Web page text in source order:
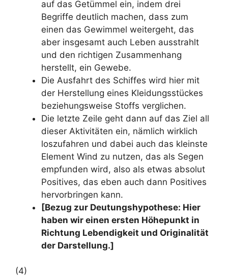
auf das Getümmel ein, indem drei
Begriffe deutlich machen, dass zum
einen das Gewimmel weitergeht, das
aber insgesamt auch Leben ausstrahlt
und den richtigen Zusammenhang
herstellt, ein Gewebe.
Die Ausfahrt des Schiffes wird hier mit
der Herstellung eines Kleidungsstückes
beziehungsweise Stoffs verglichen.
Die letzte Zeile geht dann auf das Ziel all
dieser Aktivitäten ein, nämlich wirklich
loszufahren und dabei auch das kleinste
Element Wind zu nutzen, das als Segen
empfunden wird, also als etwas absolut
Positives, das eben auch dann Positives
hervorbringen kann.
[Bezug zur Deutungshypothese: Hier
haben wir einen ersten Höhepunkt in
Richtung Lebendigkeit und Originalität
der Darstellung.]
(4)